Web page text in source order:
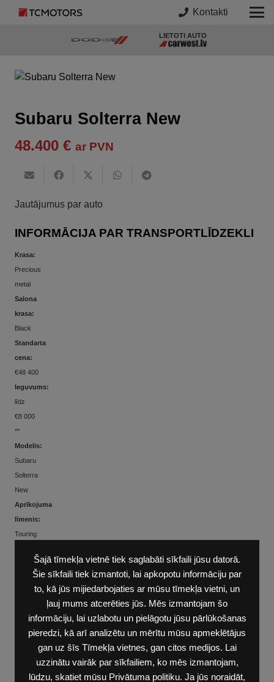
Šajā tīmekļa vietnē tiek saglabāti sīkfaili jūsu datorā.
Šie sīkfaili tiek izmantoti, lai apkopotu informāciju par
to, kā jūs mijiedarbojaties ar mūsu tīmekļa vietni, un
ļauj mums atcerēties jūs. Mēs izmantojam šo
informāciju, lai uzlabotu un pielāgotu jūsu pārlūkošanas
pieredzi, kā arī analizētu un mērītu mūsu apmeklētājus
gan uz šīs Tīmekļa vietnes, gan citos medijos. Lai
uzzinātu vairāk par sīkfailiem, ko mēs izmantojam,
lūdzu, skatiet mūsu Privātuma politiku. Ja jūs noraidāt,
Kontakti
LIETOTI AUTO
Subaru Solterra New
48.400 € ar PVN
Jautājumus par auto
INFORMĀCIJA PAR TRANSPORTLĪDZEKLI
Krasa:
Precious
metal
Salona
krasa:
Black
Standarta
cena:
€48 400
Ieguvums:
līdz
€8 000
**
Modelis:
Subaru
Solterra
New
Aprīkojuma
līmenis:
Touring
zs / kw:
347/255
Degvielas
elektrība
Gala
€40 400